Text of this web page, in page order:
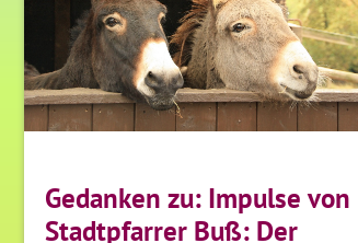
Gedanken zu: Impulse von
Stadtpfarrer Buß: Der